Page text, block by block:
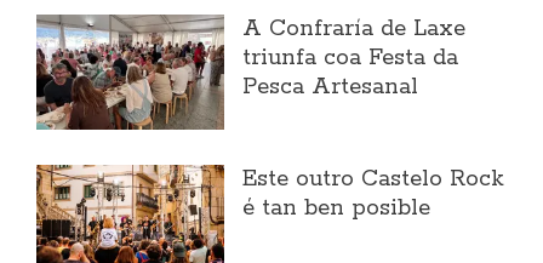
A Confraría de Laxe
triunfa coa Festa da
Pesca Artesanal
Este outro Castelo Rock
é tan ben posible